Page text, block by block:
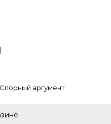
нанести
Lagel Bondex.
Lagel Dense.
необходимости
Спорный аргумент